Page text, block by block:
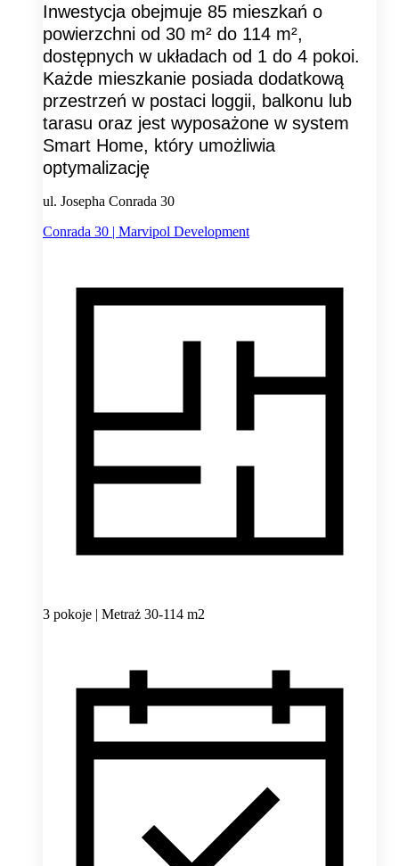
Inwestycja obejmuje 85 mieszkań o
powierzchni od 30 m² do 114 m²,
dostępnych w układach od 1 do 4 pokoi.
Każde mieszkanie posiada dodatkową
przestrzeń w postaci loggii, balkonu lub
tarasu oraz jest wyposażone w system
Smart Home, który umożliwia
optymalizację
ul. Josepha Conrada 30
Conrada 30 | Marvipol Development
3 pokoje | Metraż 30-114 m2